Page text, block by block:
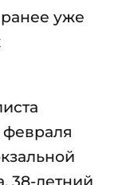
уже
38-летний